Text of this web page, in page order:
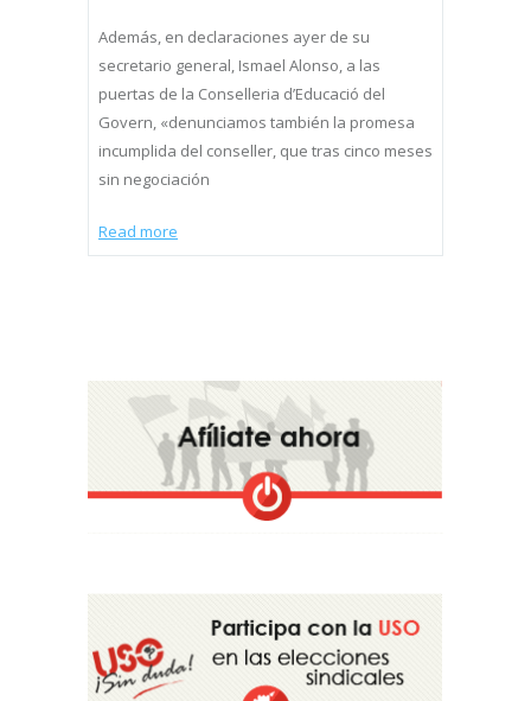
Además, en declaraciones ayer de su
secretario general, Ismael Alonso, a las
puertas de la Conselleria d’Educació del
Govern, «denunciamos también la promesa
incumplida del conseller, que tras cinco meses
sin negociación
Read more